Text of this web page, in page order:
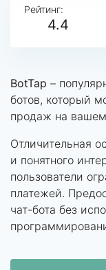
Рейтинг:
4.4
BotTap –
ботов, который
продаж на
Отличительная
и понятного
пользователи
платежей.
чат-бота без